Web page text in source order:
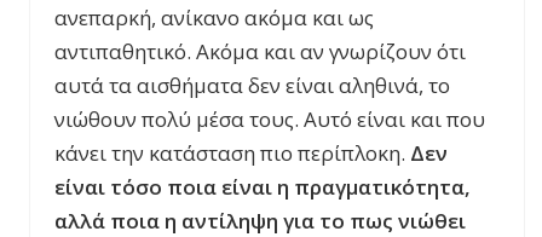
ανεπαρκή, ανίκανο ακόμα και ως
αντιπαθητικό. Ακόμα και αν γνωρίζουν ότι
αυτά τα αισθήματα δεν είναι αληθινά, το
νιώθουν πολύ μέσα τους. Αυτό είναι και που
κάνει την κατάσταση πιο περίπλοκη. Δεν
είναι τόσο ποια είναι η πραγματικότητα,
αλλά ποια η αντίληψη για το πως νιώθει